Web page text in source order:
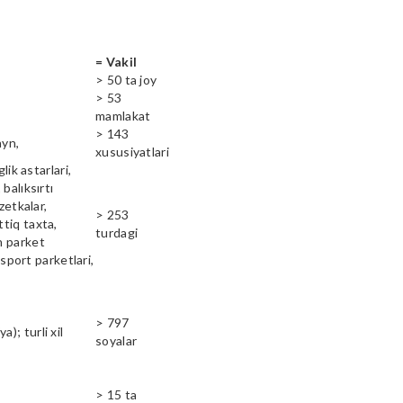
= Vakil
> 50 ta joy
> 53
mamlakat
> 143
xususiyatlari
astarlari,
taxta,
parket
parketlari,
> 253
turdagi
turli xil
> 797
soyalar
> 15 ta